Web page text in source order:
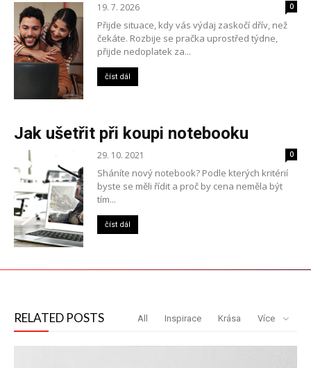
19. 7. 2026 0
Přijde situace, kdy vás výdaj zaskočí dřív, než
čekáte. Rozbije se pračka uprostřed týdne,
přijde nedoplatek za...
číst dál
Jak ušetřit při koupi notebooku
29. 10. 2021 0
Sháníte nový notebook? Podle kterých kritérií
byste se měli řídit a proč by cena neměla být
tím...
číst dál
RELATED POSTS All Inspirace Krása Více